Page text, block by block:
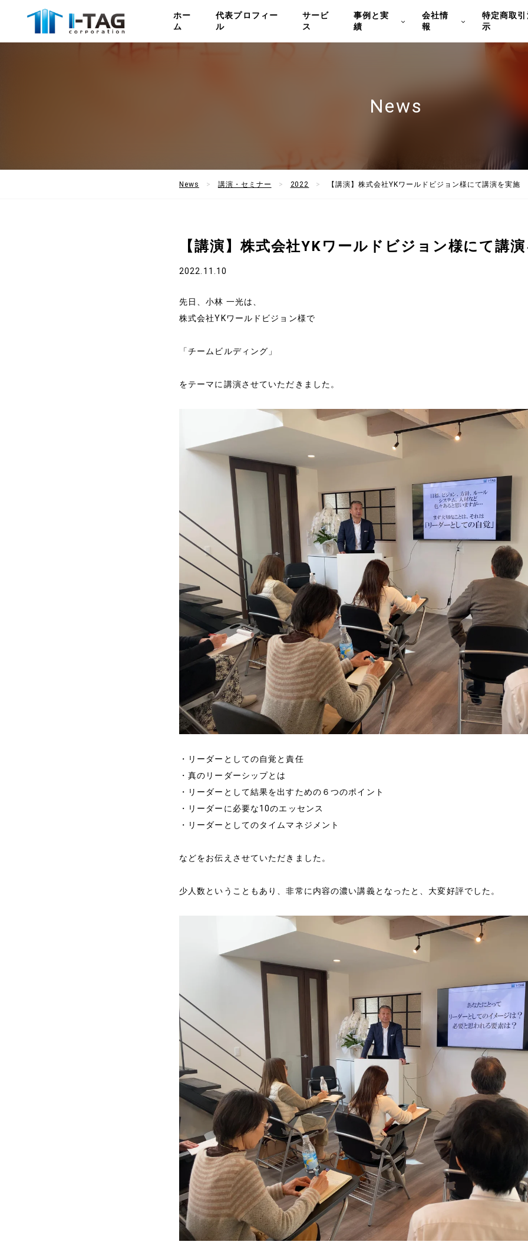
ホー
ム
代表プロフィー
ル
サービ
ス
事例と実
績
会社情
報
特定商取
示
ホーム
事例と実績
導入企業一覧
メディア掲載
書籍・DVD
経営理念
会社概要
特定商取引法に基づく表
メールマガジン
お問い合わせ
News
News 講演・セミナー 2022 【講演】株式会社YKワールドビジョン様にて講演を実施
【講演】株式会社YKワールドビジョン様にて講
2022.11.10
先日、小林 一光は、
株式会社YKワールドビジョン様で
「チームビルディング」
をテーマに講演させていただきました。
・リーダーとしての自覚と責任
・真のリーダーシップとは
・リーダーとして結果を出すための６つのポイント
・リーダーに必要な10のエッセンス
・リーダーとしてのタイムマネジメント
などをお伝えさせていただきました。
少人数ということもあり、非常に内容の濃い講義となったと、大変好評でした。